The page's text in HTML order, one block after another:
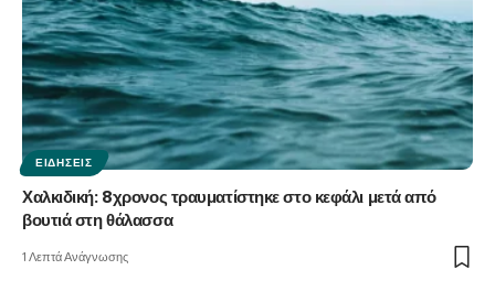
ΕΙΔΉΣΕΙΣ
Χαλκιδική: 8χρονος τραυματίστηκε στο κεφάλι μετά από
βουτιά στη θάλασσα
1 Λεπτά Ανάγνωσης